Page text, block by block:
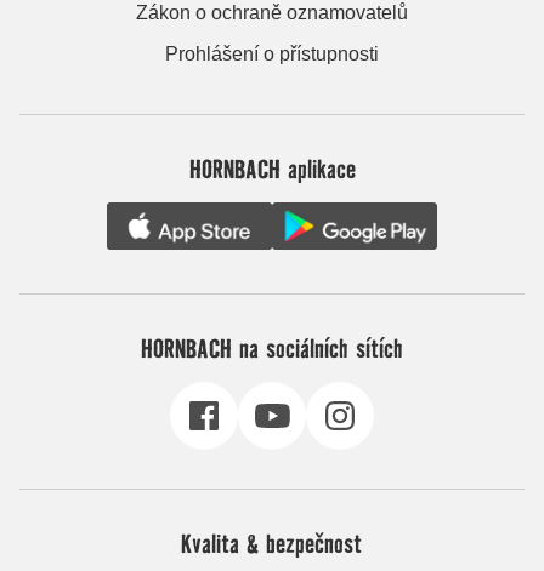
Zákon o ochraně oznamovatelů
Prohlášení o přístupnosti
HORNBACH aplikace
HORNBACH na sociálních sítích
Kvalita & bezpečnost